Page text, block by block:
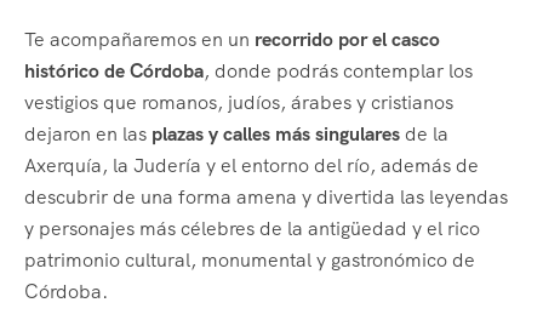
Te acompañaremos en un recorrido por el casco
histórico de Córdoba, donde podrás contemplar los
vestigios que romanos, judíos, árabes y cristianos
dejaron en las plazas y calles más singulares de la
Axerquía, la Judería y el entorno del río, además de
descubrir de una forma amena y divertida las leyendas
y personajes más célebres de la antigüedad y el rico
patrimonio cultural, monumental y gastronómico de
Córdoba.